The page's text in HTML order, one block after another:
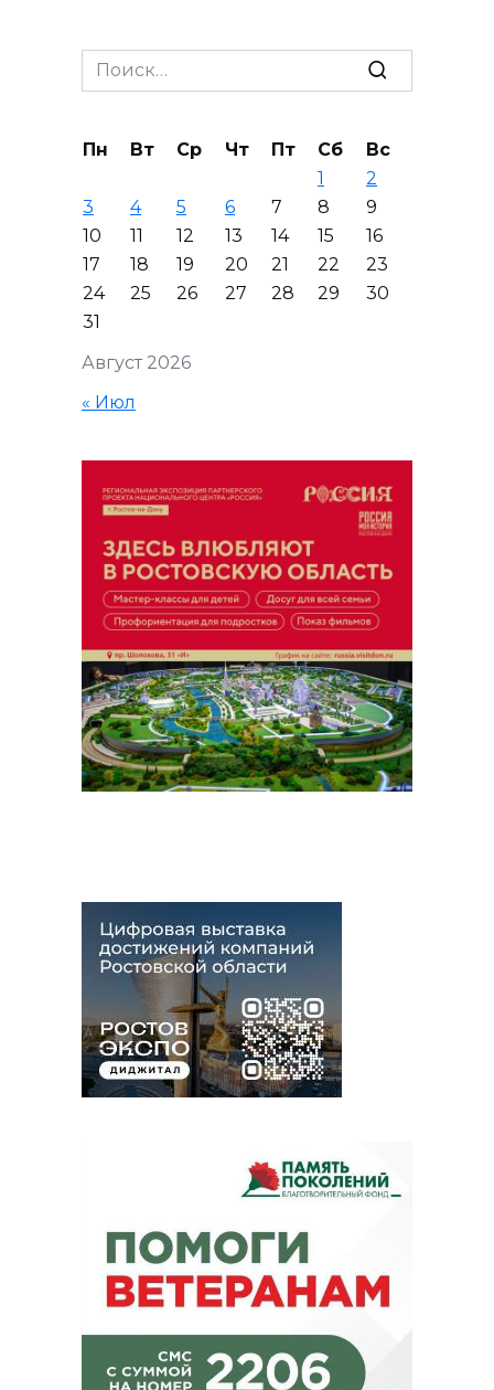
Search
for:
Август 2026
Пн Вт Ср Чт Пт Сб
Вс
1
2
3
4 5 6 7 8
9
10
11 12 13 14 15
16
17
18 19 20 21 22
23
24
25 26 27 28 29
30
31
« Июл